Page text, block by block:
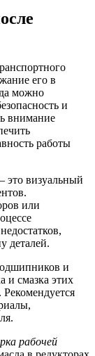
его в
можно
и
внимание
работы
– это визуальный
или
деталей.
и
и смазка этих
рабочей